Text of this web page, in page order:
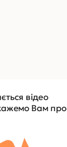
відео
Вам про